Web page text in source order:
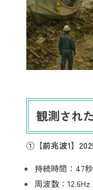
観測され
①【前兆波1】
持続時間：47秒
周波数：